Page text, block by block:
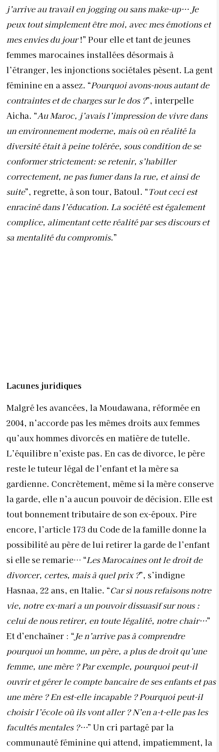
un environnement moderne, mais où en réalité la
diversité était à peine tolérée, sous condition de se
conformer strictement: se retenir, s’habiller
correctement, ne pas fumer dans la rue, et ainsi de
suite”, regrette, à son tour, Batoul. “Tout ceci est
enraciné dans l’éducation. La société est également
complice, alimentant cette réalité par ses discours et
sa mentalité du compromis .”
la garde, elle n’a aucun pouvoir de décision. Elle est
encore, l’article 173 du Code de la famille donne la
possibilité au père de lui retirer la garde de l’enfant
si elle se remarie… “Les Marocaines ont le droit de
divorcer, certes, mais à quel prix ?”, s’indigne
Hasnaa, 22 ans, en Italie. “Car si nous refaisons notre
vie, notre ex-mari a un pouvoir dissuasif sur nous :
celui de nous retirer, en toute légalité, notre chair…”
Et d’enchaîner : “Je n’arrive pas à comprendre
pourquoi un homme, un père, a plus de droit qu’une
femme, une mère ? Par exemple, pourquoi peut-il
ouvrir et gérer le compte bancaire de ses enfants et pas
une mère ? En est-elle incapable ? Pourquoi peut-il
choisir l’école où ils vont aller ? N’en a-t-elle pas les
facultés mentales ?…” Un cri partagé par la
communauté féminine qui attend, impatiemment, la
réforme du Code de la famille. Après le discours
royal du 10 octobre 2003 et celui de l’annonce de la
Constitution de 2011 prônant l’égalité homme-
femme, le Roi Mohammed VI a ouvert, en 2022 la voie
à cette révision. “Il est temps que l’égalité homme-
femme soit effective, légale, entière”, s’emporte
Hasnaa, avant d’aborder le sujet délicat de
l’avortement: “L’an dernier, le décès de Meriem, 14